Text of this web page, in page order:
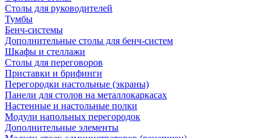
Столы для руководителей
Тумбы
Бенч-системы
Дополнительные столы для бенч-систем
Шкафы и стеллажи
Столы для переговоров
Приставки и брифинги
Перегородки настольные (экраны)
Панели для столов на металлокаркасах
Настенные и настольные полки
Модули напольных перегородок
Дополнительные элементы